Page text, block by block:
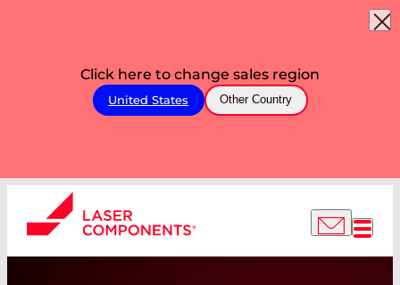
Click here to change sales region
United States Other Country